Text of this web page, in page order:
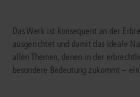
Das Werk ist konsequent an der
ausgerichtet und damit das ideale
allen Themen, denen in der
besondere Bedeutung zukommt –